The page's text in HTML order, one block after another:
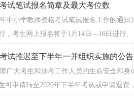
试笔试报名简章及最大考位数
小学教师资格考试笔试报名工作的通知
行，考生网上报名将于1月14日—16日进
试推迟至下半年一并组织实施的公告
大考生和涉考工作人员的生命安全和身
申请转至2020年下半年考试或申请退费